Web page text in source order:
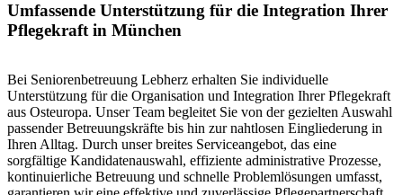
Umfassende Unterstützung für die Integration Ihrer
Pflegekraft in München
Bei Seniorenbetreuung Lebherz erhalten Sie individuelle
Unterstützung für die Organisation und Integration Ihrer Pflegekraft
aus Osteuropa. Unser Team begleitet Sie von der gezielten Auswahl
passender Betreuungskräfte bis hin zur nahtlosen Eingliederung in
Ihren Alltag. Durch unser breites Serviceangebot, das eine
sorgfältige Kandidatenauswahl, effiziente administrative Prozesse,
kontinuierliche Betreuung und schnelle Problemlösungen umfasst,